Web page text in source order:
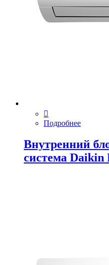
Подробнее
Внутренний
система Daikin